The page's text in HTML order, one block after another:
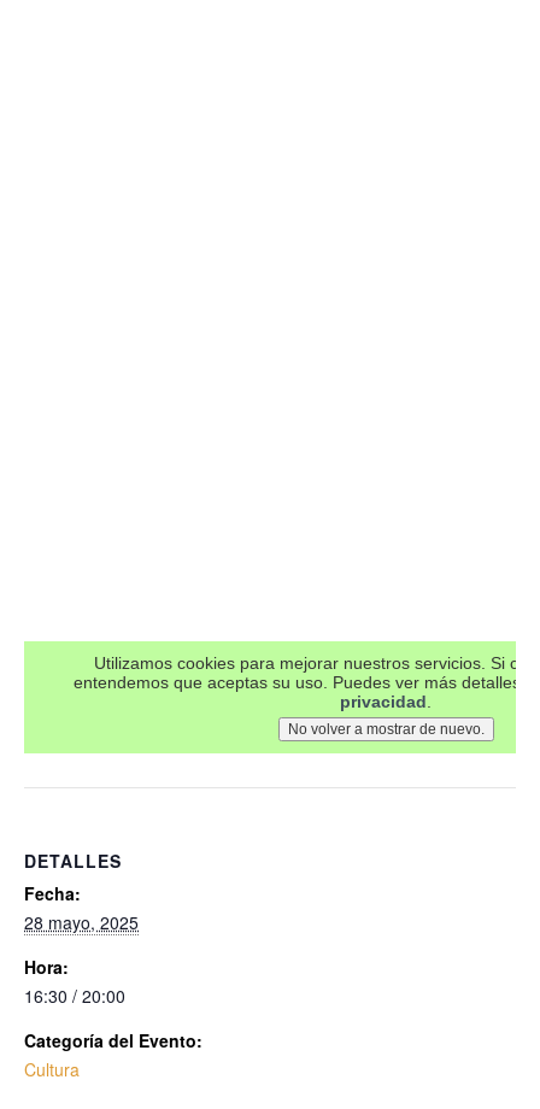
DETALLES
Fecha:
28 mayo, 2025
Hora:
16:30 / 20:00
Categoría del Evento:
Cultura